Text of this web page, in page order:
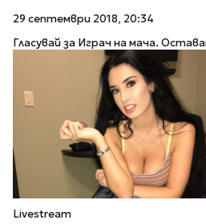
29 септември 2018, 20:34
Гласувай за Играч на мача.
Livestream